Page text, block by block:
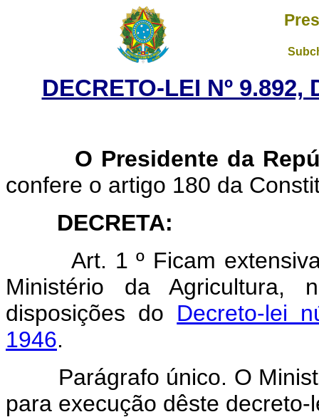
DECRETO-LEI Nº 9.892,
O Presidente da
confere o artigo 180 da
DECRETA:
Art. 1 º Ficam
Ministério da
disposições do Decreto-lei
1946.
Parágrafo único. O
para execução dêste decreto-